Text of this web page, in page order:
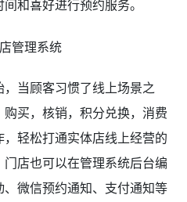
和喜好进行预约服务。
当顾客习惯了线上场景之
买，核销，积分兑换，消费
轻松打通实体店线上经营的
店也可以在管理系统后台编
微信预约通知、支付通知等